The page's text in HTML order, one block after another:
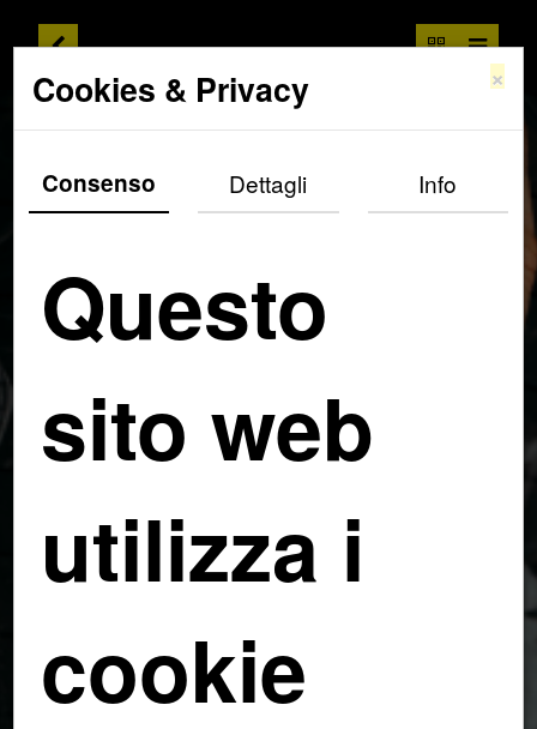
×
Cookies & Privacy
Consenso Dettagli Info
Questo
sito web
utilizza i
cookie